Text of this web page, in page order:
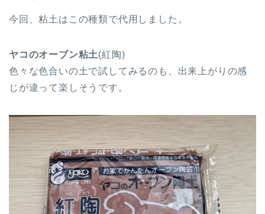
今回、粘土はこの種類で代用しました。
ヤコのオーブン粘土(紅陶)
色々な色合いの土で試してみるのも、出来上がりの感
じが違って楽しそうです。